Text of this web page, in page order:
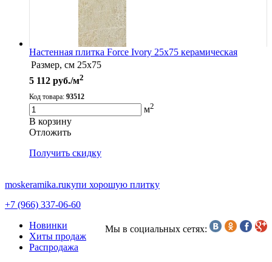
Настенная плитка Force Ivory 25x75 керамическая
Размер, см 25x75
5 112 руб./м2
Код товара: 93512
м2
В корзину
Oтложить
Получить скидку
moskeramika.ruкупи хорошую плитку
+7 (966) 337-06-60
Мы в социальных сетях:
Новинки
Хиты продаж
Распродажа